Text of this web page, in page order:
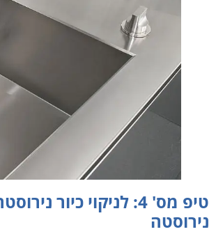
טיפ מס' 4: לניקוי
נירוסטה